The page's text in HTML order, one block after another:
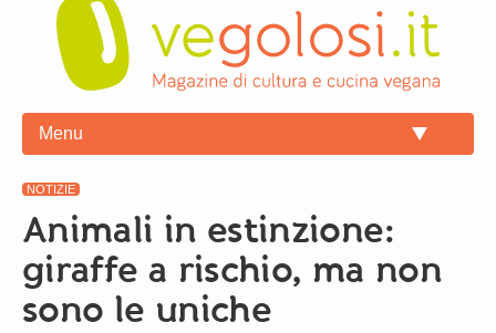
Menu
NOTIZIE
Animali in estinzione:
giraffe a rischio, ma non
sono le uniche